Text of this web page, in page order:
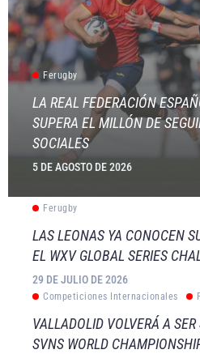
Ferugby
LA REAL FEDERACIÓN
SUPERA EL MILLÓN DE
SOCIALES
5 DE AGOSTO DE 2026
Ferugby
LAS LEONAS YA CONOCEN
EL WXV GLOBAL SERIES
29 DE JULIO DE 2026
Competiciones Internacionales
VALLADOLID VOLVERÁ A
SVNS WORLD